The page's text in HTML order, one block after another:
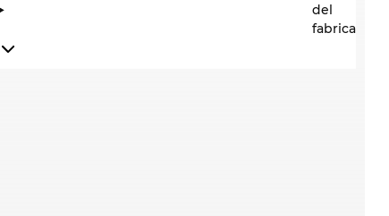
del
fabricante